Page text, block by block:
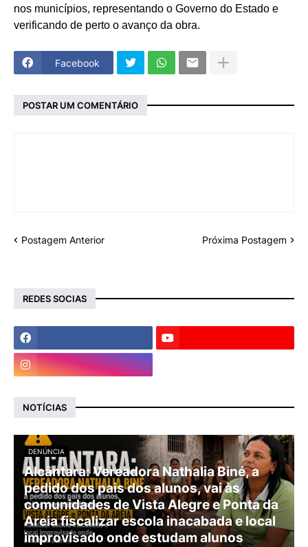
nos municípios, representando o Governo do Estado e
verificando de perto o avanço da obra.
Facebook
POSTAR UM COMENTÁRIO
Postagem Anterior Próxima Postagem
REDES SOCIAS
NOTÍCIAS
DENÚNCIA
Alcântara: Vereadora Nathalia Biné, a
pedido dos pais dos alunos, vai às
comunidades de Vista Alegre e Ponta da
Areia fiscalizar escola inacabada e local
improvisado onde estudam alunos